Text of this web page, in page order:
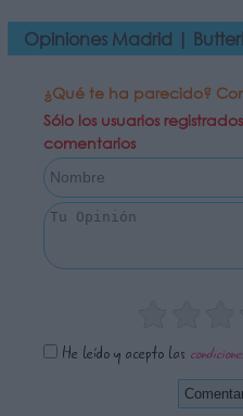
Opiniones Madrid |
¿Qué te ha parecido?
Sólo los usuarios
comentarios
He leído y acepto las